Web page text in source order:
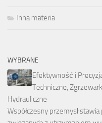
Inna materia
WYBRANE
Efektywność i
Techniczne,
Hydrauliczne
Współczesny przemysł